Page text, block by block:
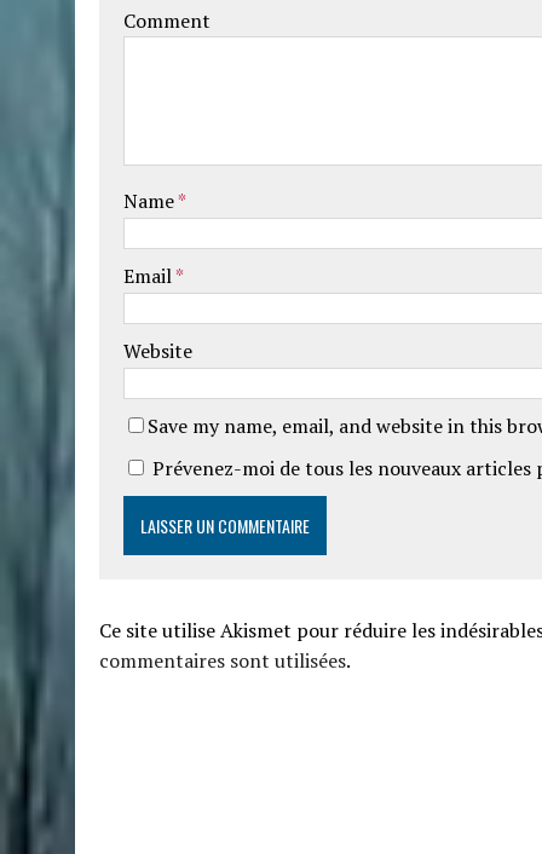
Comment
Name*
Email*
Website
Save my name, email, and website in this
Prévenez-moi de tous les nouveaux articles
Ce site utilise Akismet pour réduire les
commentaires sont utilisées.